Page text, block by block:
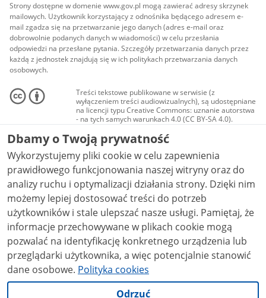
Strony dostępne w domenie www.gov.pl mogą zawierać adresy skrzynek
mailowych. Użytkownik korzystający z odnośnika będącego adresem e-
mail zgadza się na przetwarzanie jego danych (adres e-mail oraz
dobrowolnie podanych danych w wiadomości) w celu przesłania
odpowiedzi na przesłane pytania. Szczegóły przetwarzania danych przez
każdą z jednostek znajdują się w ich politykach przetwarzania danych
osobowych.
Treści tekstowe publikowane w serwisie (z
wyłączeniem treści audiowizualnych), są udostępniane
na licencji typu Creative Commons: uznanie autorstwa
- na tych samych warunkach 4.0 (CC BY-SA 4.0).
Materiały audiowizualne, w tym zdjęcia, materiały
audio i wideo, są udostępniane na licencji typu
Creative Commons: uznanie autorstwa użycie
niekomercyjne - bez utworów zależnych 4.0 (CC BY-
NC-ND 4.0), o ile nie jest to stwierdzone inaczej.
Dbamy o Twoją prywatność
Wykorzystujemy pliki cookie w celu zapewnienia
prawidłowego funkcjonowania naszej witryny oraz do
analizy ruchu i optymalizacji działania strony. Dzięki nim
możemy lepiej dostosować treści do potrzeb
użytkowników i stale ulepszać nasze usługi. Pamiętaj, że
informacje przechowywane w plikach cookie mogą
pozwalać na identyfikację konkretnego urządzenia lub
przeglądarki użytkownika, a więc potencjalnie stanowić
dane osobowe. Polityka cookies
Odrzuć